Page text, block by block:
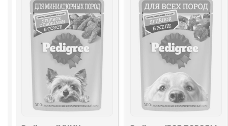
ИНДЕЙКА)
85г